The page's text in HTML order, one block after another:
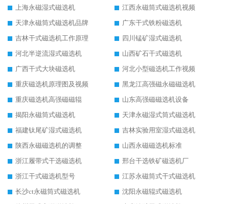
上海永磁湿式磁选机
江西永磁筒式磁选机视频
天津永磁筒式磁选机品牌
广东干式铁粉磁选机
吉林干式磁选机工作原理
四川锰矿湿式磁选机
河北半逆流湿式磁选机
山西矿石干式磁选机
广西干式大块磁选机
河北小型磁选机工作视频
重庆磁选机原理图及视频
黑龙江高强磁永磁磁选机
重庆磁选机高强磁磁辊
山东高强磁磁选机设备
揭阳永磁筒式磁选机
天津永磁湿式筒式磁选机
福建钛尾矿湿式磁选机
吉林实验用室湿式磁选机
陕西永磁磁选机的调整
山西永磁磁选机标准
浙江履带式干选磁选机
邢台干选铁矿磁选机厂
浙江干式磁选机型号
江苏永磁筒式干式磁选机
长沙ct永磁筒式磁选机
沈阳永磁辊式磁选机